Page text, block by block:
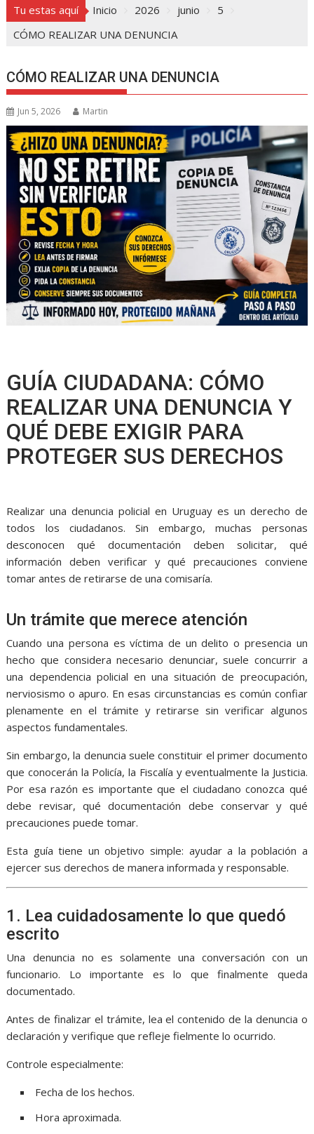
Tu estas aquí Inicio 2026 junio
5
CÓMO REALIZAR UNA DENUNCIA
CÓMO REALIZAR UNA DENUNCIA
Jun 5, 2026 Martin
GUÍA CIUDADANA: CÓMO
REALIZAR UNA DENUNCIA Y
QUÉ DEBE EXIGIR PARA
PROTEGER SUS DERECHOS
Realizar una denuncia policial en Uruguay es un derecho de
todos los ciudadanos. Sin embargo, muchas personas
desconocen qué documentación deben solicitar, qué
información deben verificar y qué precauciones conviene
tomar antes de retirarse de una comisaría.
Un trámite que merece atención
Cuando una persona es víctima de un delito o presencia un
hecho que considera necesario denunciar, suele concurrir a
una dependencia policial en una situación de preocupación,
nerviosismo o apuro. En esas circunstancias es común confiar
plenamente en el trámite y retirarse sin verificar algunos
aspectos fundamentales.
Sin embargo, la denuncia suele constituir el primer documento
que conocerán la Policía, la Fiscalía y eventualmente la Justicia.
Por esa razón es importante que el ciudadano conozca qué
debe revisar, qué documentación debe conservar y qué
precauciones puede tomar.
Esta guía tiene un objetivo simple: ayudar a la población a
ejercer sus derechos de manera informada y responsable.
1. Lea cuidadosamente lo que quedó
escrito
Una denuncia no es solamente una conversación con un
funcionario. Lo importante es lo que finalmente queda
documentado.
Antes de finalizar el trámite, lea el contenido de la denuncia o
declaración y verifique que refleje fielmente lo ocurrido.
Controle especialmente:
Fecha de los hechos.
Hora aproximada.